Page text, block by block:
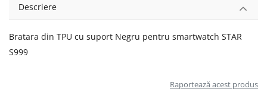
Descriere
Bratara din TPU cu suport Negru pentru smartwatch STAR
S999
Raportează acest produs